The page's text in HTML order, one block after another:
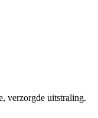
verzorgde uitstraling.